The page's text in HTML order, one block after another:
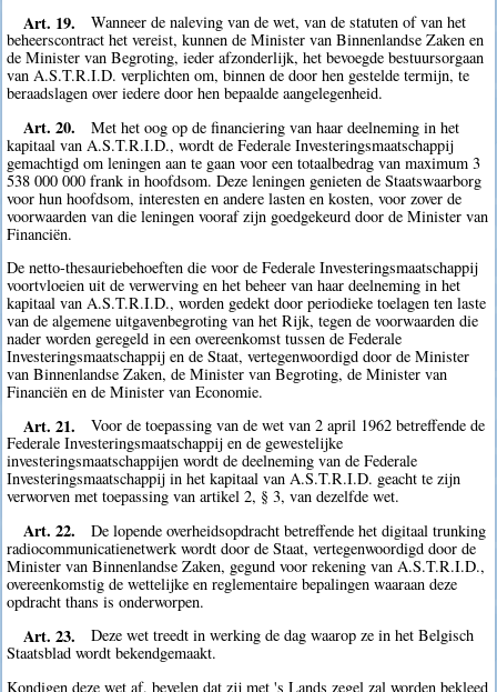
Art. 19.
Wanneer de naleving van de wet, van de statuten of van het
beheerscontract het vereist, kunnen de Minister van Binnenlandse Zaken en
de Minister van Begroting, ieder afzonderlijk, het bevoegde bestuursorgaan
van A.S.T.R.I.D. verplichten om, binnen de door hen gestelde termijn, te
beraadslagen over iedere door hen bepaalde aangelegenheid.
Art. 20.
Met het oog op de financiering van haar deelneming in het
kapitaal van A.S.T.R.I.D., wordt de Federale Investeringsmaatschappij
gemachtigd om leningen aan te gaan voor een totaalbedrag van maximum 3
538 000 000 frank in hoofdsom. Deze leningen genieten de Staatswaarborg
voor hun hoofdsom, interesten en andere lasten en kosten, voor zover de
voorwaarden van die leningen vooraf zijn goedgekeurd door de Minister van
Financiën.
De netto-thesauriebehoeften die voor de Federale Investeringsmaatschappij
voortvloeien uit de verwerving en het beheer van haar deelneming in het
kapitaal van A.S.T.R.I.D., worden gedekt door periodieke toelagen ten laste
van de algemene uitgavenbegroting van het Rijk, tegen de voorwaarden die
nader worden geregeld in een overeenkomst tussen de Federale
Investeringsmaatschappij en de Staat, vertegenwoordigd door de Minister
van Binnenlandse Zaken, de Minister van Begroting, de Minister van
Financiën en de Minister van Economie.
Art. 21.
Voor de toepassing van de wet van 2 april 1962 betreffende de
Federale Investeringsmaatschappij en de gewestelijke
investeringsmaatschappijen wordt de deelneming van de Federale
Investeringsmaatschappij in het kapitaal van A.S.T.R.I.D. geacht te zijn
verworven met toepassing van artikel 2, § 3, van dezelfde wet.
Art. 22.
De lopende overheidsopdracht betreffende het digitaal trunking
radiocommunicatienetwerk wordt door de Staat, vertegenwoordigd door de
Minister van Binnenlandse Zaken, gegund voor rekening van A.S.T.R.I.D.,
overeenkomstig de wettelijke en reglementaire bepalingen waaraan deze
opdracht thans is onderworpen.
Art. 23.
Deze wet treedt in werking de dag waarop ze in het Belgisch
Staatsblad wordt bekendgemaakt.
Kondigen deze wet af, bevelen dat zij met 's Lands zegel zal worden bekleed